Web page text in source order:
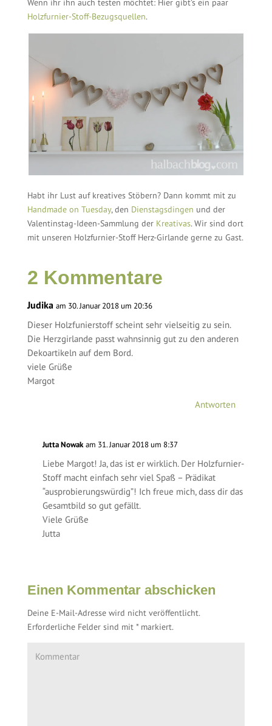
Wenn ihr ihn auch testen möchtet: Hier gibt’s ein paar
Holzfurnier-Stoff-Bezugsquellen.
Habt ihr Lust auf kreatives Stöbern? Dann kommt mit zu
Handmade on Tuesday, den Dienstagsdingen und der
Valentinstag-Ideen-Sammlung der Kreativas. Wir sind dort
mit unseren Holzfurnier-Stoff Herz-Girlande gerne zu Gast.
2 Kommentare
Judika am 30. Januar 2018 um 20:36
Dieser Holzfunierstoff scheint sehr vielseitig zu sein.
Die Herzgirlande passt wahnsinnig gut zu den anderen
Dekoartikeln auf dem Bord.
viele Grüße
Margot
Antworten
Jutta Nowak am 31. Januar 2018 um 8:37
Liebe Margot! Ja, das ist er wirklich. Der Holzfurnier-
Stoff macht einfach sehr viel Spaß – Prädikat
“ausprobierungswürdig”! Ich freue mich, dass dir das
Gesamtbild so gut gefällt.
Viele Grüße
Jutta
Einen Kommentar abschicken
Deine E-Mail-Adresse wird nicht veröffentlicht.
Erforderliche Felder sind mit *markiert.